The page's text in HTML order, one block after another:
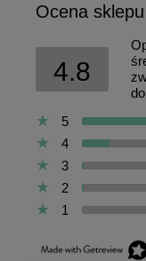
Ocena sklepu
4.8
5
4
3
2
1